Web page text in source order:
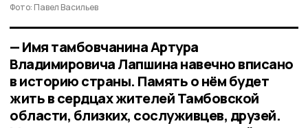
Фото: Павел Васильев
— Имя тамбовчанина Артура
Владимировича Лапшина навечно вписано
в историю страны. Память о нём будет
жить в сердцах жителей Тамбовской
области, близких, сослуживцев, друзей.